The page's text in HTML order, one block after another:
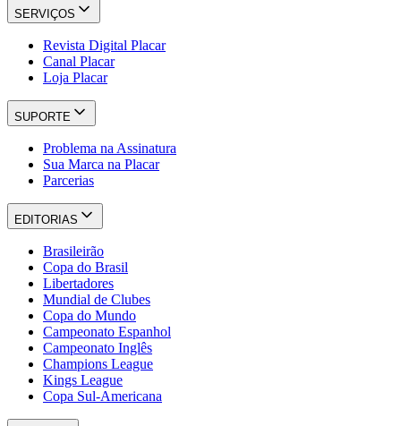
SERVIÇOS
Revista Digital Placar
Canal Placar
Loja Placar
SUPORTE
Problema na Assinatura
Sua Marca na Placar
Parcerias
EDITORIAS
Brasileirão
Copa do Brasil
Libertadores
Mundial de Clubes
Copa do Mundo
Campeonato Espanhol
Campeonato Inglês
Champions League
Kings League
Copa Sul-Americana